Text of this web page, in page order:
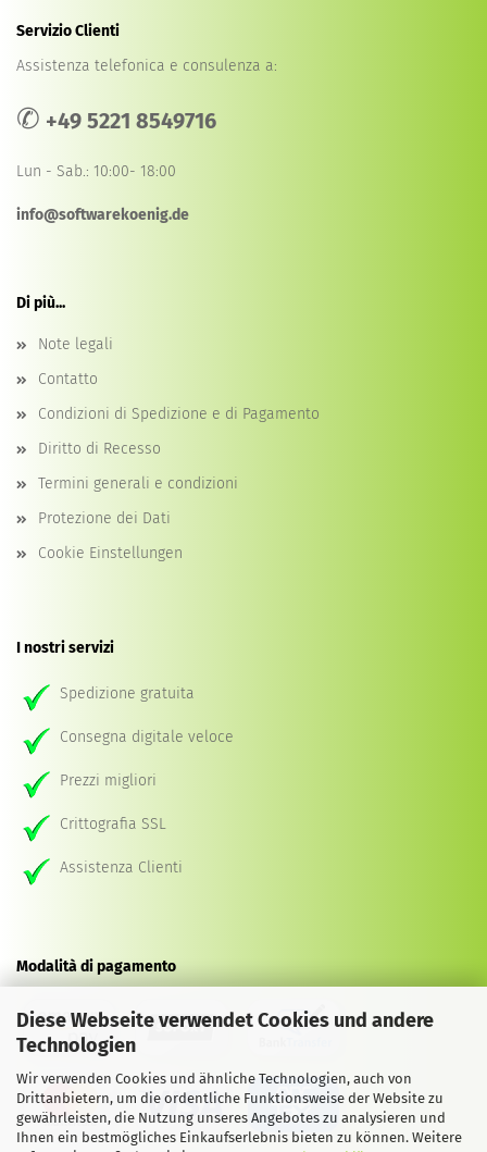
Diese Webseite verwendet Cookies und andere
Technologien
Wir verwenden Cookies und ähnliche Technologien, auch von
Drittanbietern, um die ordentliche Funktionsweise der Website zu
gewährleisten, die Nutzung unseres Angebotes zu analysieren und
Ihnen ein bestmögliches Einkaufserlebnis bieten zu können. Weitere
Servizio Clienti
Assistenza telefonica e consulenza a:
✆ +49 5221 8549716
Lun - Sab.: 10:00- 18:00
info@softwarekoenig.de
Di più...
Note legali
Contatto
Condizioni di Spedizione e di Pagamento
Diritto di Recesso
Termini generali e condizioni
Protezione dei Dati
Cookie Einstellungen
I nostri servizi
Spedizione gratuita
Consegna digitale veloce
Prezzi migliori
Crittografia SSL
Assistenza Clienti
Modalità di pagamento